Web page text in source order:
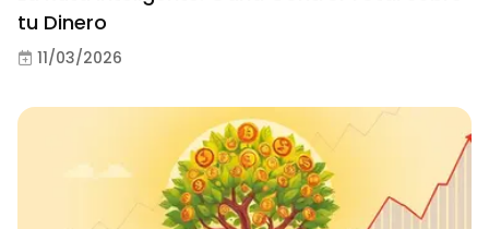
tu Dinero
11/03/2026